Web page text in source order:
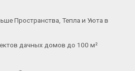
Пространства, Тепла и Уюта в
дачных домов до 100 м²